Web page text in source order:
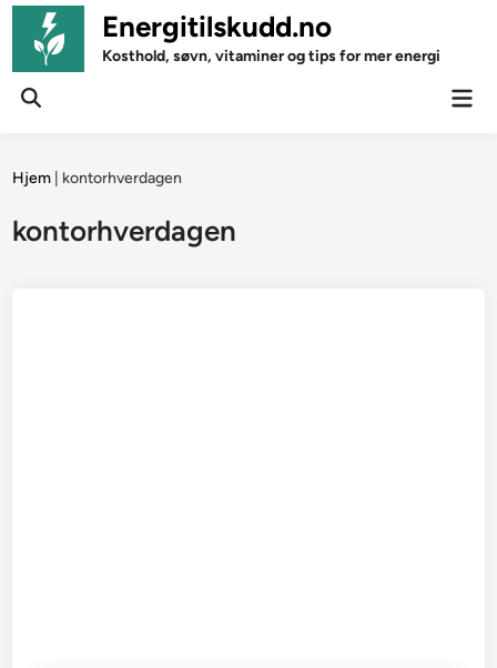
Skip
content
Energitilskudd.no
Kosthold, søvn, vitaminer og tips for mer energi
Open
Hjem kontorhverdagen
kontorhverdagen